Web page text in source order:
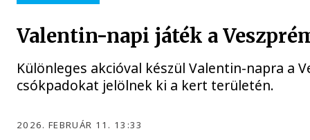
Valentin-napi játék a
Különleges akcióval készül Valentin-napra a
csókpadokat jelölnek ki a kert területén.
2026. FEBRUÁR 11. 13:33